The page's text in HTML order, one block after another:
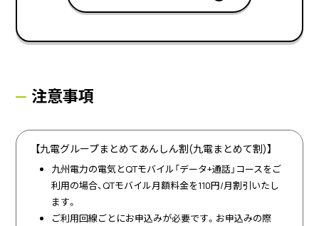
注意事項
【九電グループまとめてあんしん割(九電まとめて割)】
九州電力の電気とQTモバイル「データ+通話」コースをご
利用の場合、QTモバイル月額料金を110円/月割引いたし
ます。
ご利用回線ごとにお申込みが必要です。お申込みの際